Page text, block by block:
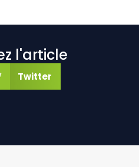
l'article
Twitter